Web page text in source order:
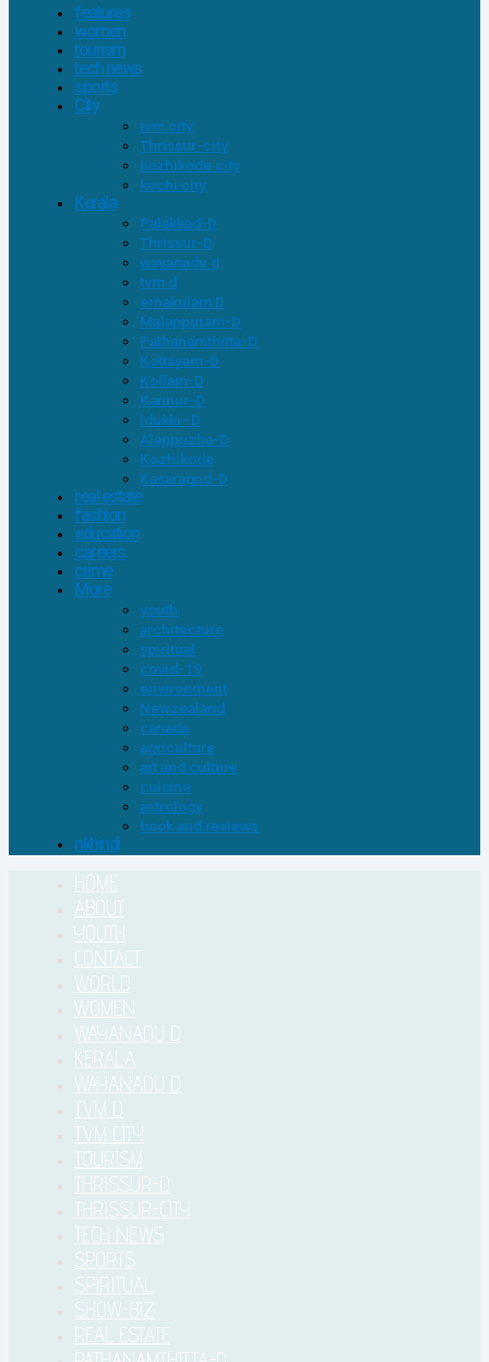
features
women
tourism
tech news
sports
City
tvm city
Thrissur-city
kozhikode city
kochi city
Kerala
Palakkad-D
Thrissur-D
wayanadu d
tvm d
ernakulam D
Malappuram-D
Pathanamthitta-D
Kottayam-D
Kollam-D
Kannur-D
Idukki–D
Alappuzha-D
Kozhikode
Kasaragod-D
real estate
fashion
education
careers
crime
More
youth
architecture
spiritual
covid-19
environment
Newzealand
canada
agriculture
art and culture
cuisine
astrology
book and reviews
nkhindi
HOME
ABOUT
YOUTH
CONTACT
WORLD
WOMEN
WAYANADU D
KERALA
WAYANADU D
TVM D
TVM CITY
TOURISM
THRISSUR-D
THRISSUR-CITY
TECH NEWS
SPORTS
SPIRITUAL
SHOW-BIZ
REAL ESTATE